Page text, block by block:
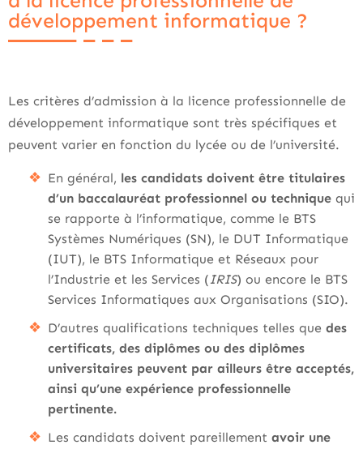
développement informatique ?
Les critères d’admission à la licence professionnelle de
développement informatique sont très spécifiques et
peuvent varier en fonction du lycée ou de l’université.
En général, les candidats doivent être titulaires
d’un baccalauréat professionnel ou technique qui
se rapporte à l’informatique, comme le BTS
Systèmes Numériques (SN), le DUT Informatique
(IUT), le BTS Informatique et Réseaux pour
l’Industrie et les Services (IRIS) ou encore le BTS
Services Informatiques aux Organisations (SIO).
D’autres qualifications techniques telles que des
certificats, des diplômes ou des diplômes
universitaires peuvent par ailleurs être acceptés,
ainsi qu’une expérience professionnelle
pertinente.
Les candidats doivent pareillement avoir une